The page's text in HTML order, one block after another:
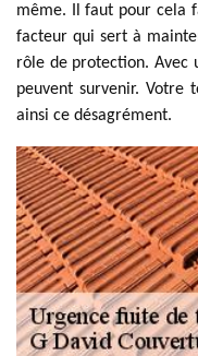
même. Il faut pour cela
facteur qui sert à
rôle de protection. Avec
peuvent survenir. Votre
ainsi ce désagrément.